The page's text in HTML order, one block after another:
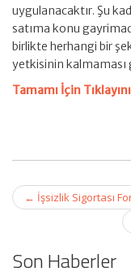
uygulanacaktır. Şu
satıma konu
birlikte herhangi bir
yetkisinin kalmaması
Tamamı İçin
Post
navigation
← İşsizlik Sigortası
Son Haberler